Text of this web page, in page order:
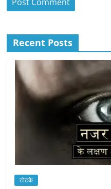
Recent Posts
टोटके